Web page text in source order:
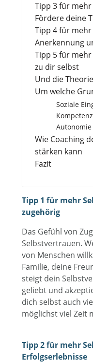
Tipp 3 für
Fördere deine
Tipp 4 für
Anerkennung
Tipp 5 für
zu dir selbst
Und die
Um welche
Soziale
Kompetenz
Wie Coaching
stärken kann
Fazit
Tipp 1 für mehr
zugehörig
Das Gefühl von
Selbstvertrauen.
von Menschen
Familie, deine
steigt dein
geliebt und
dich selbst auch
möglichst viel
Tipp 2 für mehr
Erfolgserlebnisse